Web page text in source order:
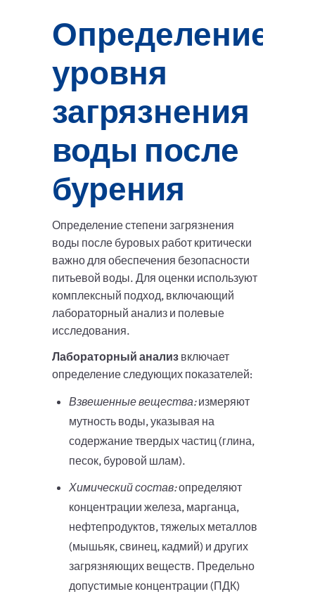
Определение
уровня
загрязнения
воды после
бурения
Определение степени загрязнения
воды после буровых работ критически
важно для обеспечения безопасности
питьевой воды. Для оценки используют
комплексный подход, включающий
лабораторный анализ и полевые
исследования.
Лабораторный анализ включает
определение следующих показателей:
Взвешенные вещества:измеряют
мутность воды, указывая на
содержание твердых частиц (глина,
песок, буровой шлам).
Химический состав:определяют
концентрации железа, марганца,
нефтепродуктов, тяжелых металлов
(мышьяк, свинец, кадмий) и других
загрязняющих веществ. Предельно
допустимые концентрации (ПДК)